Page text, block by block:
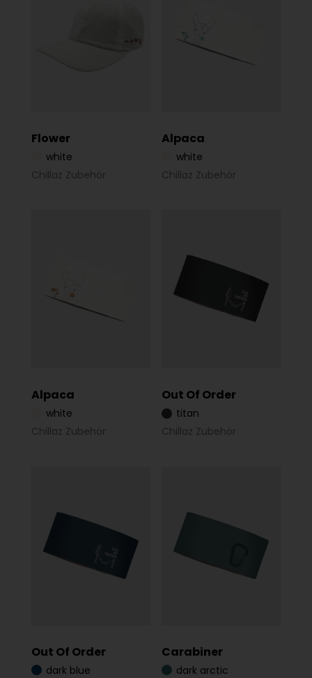
Flower
white
Chillaz Zubehör
Alpaca
white
Chillaz Zubehör
Alpaca
white
Chillaz Zubehör
Out Of Order
titan
Chillaz Zubehör
Out Of Order
dark blue
Carabiner
dark arctic